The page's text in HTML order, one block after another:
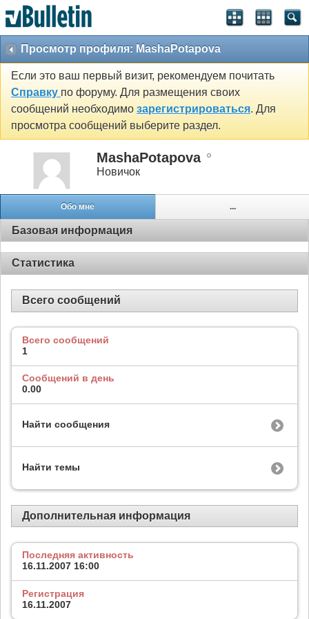
Просмотр профиля: MashaPotapova
Если это ваш первый визит, рекомендуем почитать
Справку по форуму. Для размещения своих
сообщений необходимо зарегистрироваться. Для
просмотра сообщений выберите раздел.
MashaPotapova
Новичок
Обо мне ...
Базовая информация
Статистика
Всего сообщений
Всего сообщений
1
Сообщений в день
0.00
Найти сообщения
Найти темы
Дополнительная информация
Последняя активность
16.11.2007 16:00
Регистрация
16.11.2007